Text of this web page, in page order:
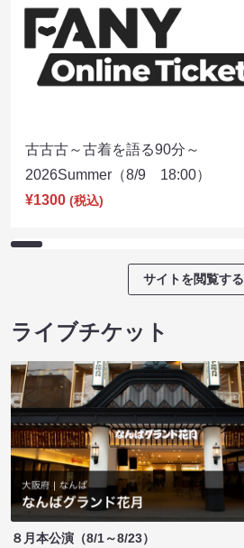
古古古～古着を語る90分～
2026Summer（8/9 18:00）
¥1300 (税込)
サイトを閲覧する
ライブチケット
８月本公演（8/1～8/23）